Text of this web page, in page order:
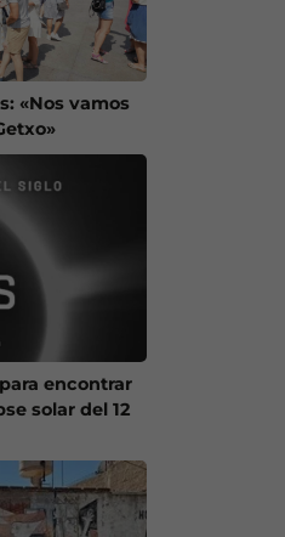
«Nos vamos
encontrar
solar del 12